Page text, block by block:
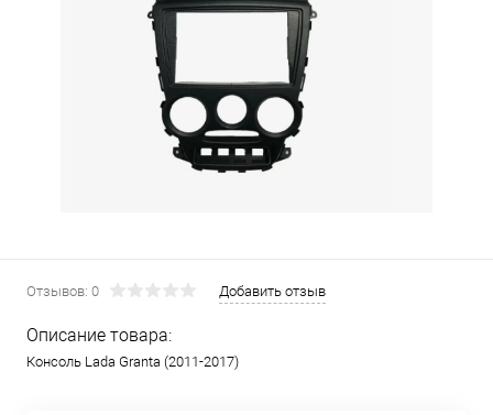
Отзывов: 0 Добавить отзыв
Описание товара:
Консоль Lada Granta (2011-2017)